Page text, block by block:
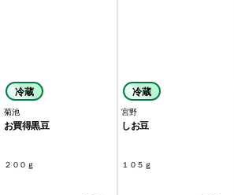
冷蔵
菊池
お買得黒豆
２００ｇ
冷蔵
宮野
しお豆
１０５ｇ